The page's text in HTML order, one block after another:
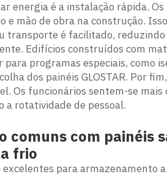
energia é a instalação rápida. Os
e mão de obra na construção.
transporte é facilitado,
Edifícios construídos com
para programas especiais, como
dos painéis GLOSTAR. Por
Os funcionários sentem-se
a rotatividade de pessoal.
comuns com painéis
frio
excelentes para armazenamento